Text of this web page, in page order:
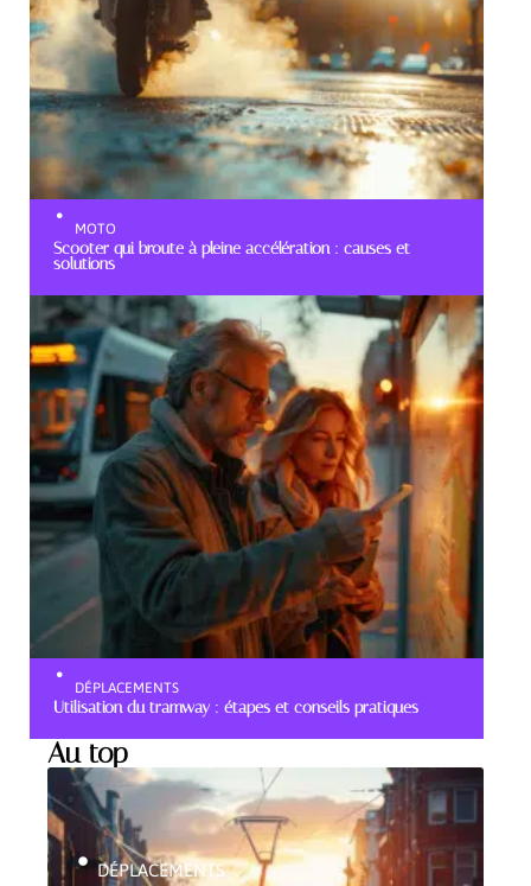
MOTO
Scooter qui broute à pleine accélération : causes et
solutions
DÉPLACEMENTS
Utilisation du tramway : étapes et conseils pratiques
Au top
DÉPLACEMENTS